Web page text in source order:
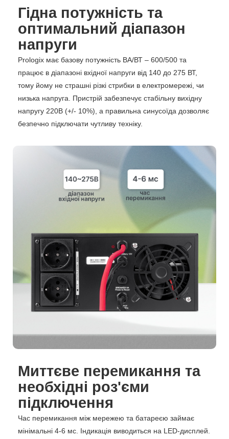
Гідна потужність та
оптимальний діапазон
напруги
Prologix має базову потужність ВА/ВТ – 600/500 та
працює в діапазоні вхідної напруги від 140 до 275 ВТ,
тому йому не страшні різкі стрибки в електромережі, чи
низька напруга. Пристрій забезпечує стабільну вихідну
напругу 220В (+/- 10%), а правильна синусоїда дозволяє
безпечно підключати чутливу техніку.
Миттєве перемикання та
необхідні роз'єми
підключення
Час перемикання між мережею та батареєю займає
мінімальні 4-6 мс. Індикація виводиться на LED-дисплей.